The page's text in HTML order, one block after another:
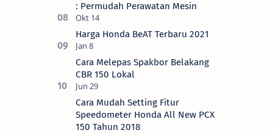
: Permudah Perawatan Mesin
Harga Honda BeAT Terbaru 2021
Cara Melepas Spakbor Belakang
CBR 150 Lokal
Cara Mudah Setting Fitur
Speedometer Honda All New PCX
150 Tahun 2018